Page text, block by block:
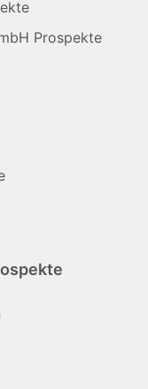
Prospekte